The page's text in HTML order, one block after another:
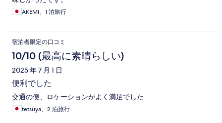
AKEMI、1 泊旅行
宿泊者限定の口コミ
10/10 (最高に素晴らしい)
2025 年 7 月 1 日
便利でした
交通の便、ロケーションがよく満足でした
tetsuya、2 泊旅行